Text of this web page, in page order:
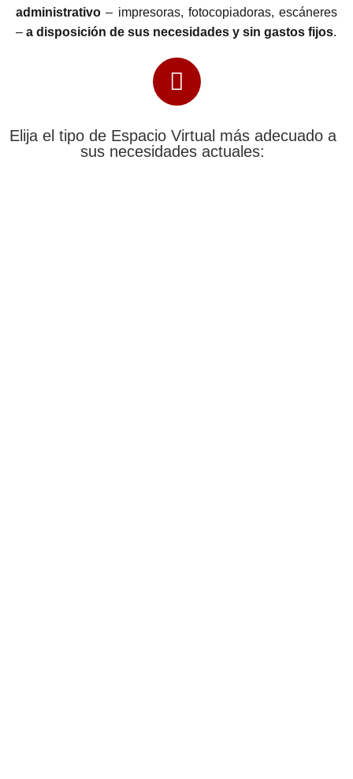
administrativo – impresoras, fotocopiadoras, escáneres
– a disposición de sus necesidades y sin gastos fijos.
Elija el tipo de Espacio Virtual más adecuado a
sus necesidades actuales: